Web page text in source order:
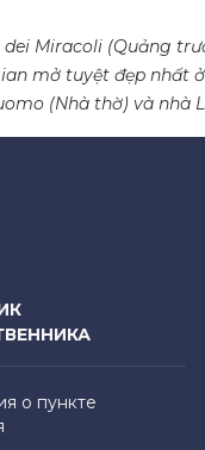
Miracoli (Quảng
mở tuyệt đẹp nhất
(Nhà thờ) và nhà
о пункте